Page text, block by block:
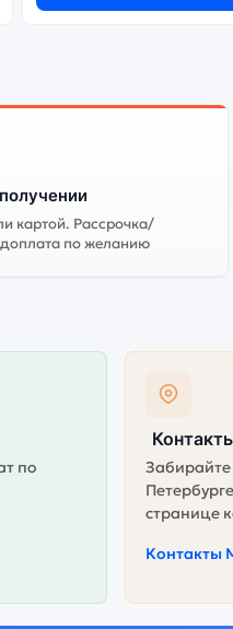
картой. Рассрочка/
по желанию
по
Забирайте
странице
Контакты